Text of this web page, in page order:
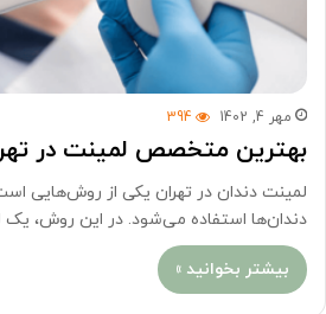
مهر 4, 1402 394
بهترین متخصص لمینت در
لمینت دندان در تهران یکی از روش‌هایی
دندان‌ها استفاده می‌شود. در این روش، یک
بیشتر بخوانید »